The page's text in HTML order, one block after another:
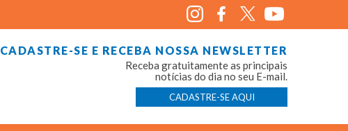
CADASTRE-SE E RECEBA NOSSA NEWSLETTER
Receba gratuitamente as principais
notícias do dia no seu E-mail.
CADASTRE-SE AQUI